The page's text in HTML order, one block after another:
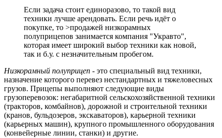
Если задача стоит единоразово, то такой вид
техники лучше арендовать. Если речь идёт о
покупке, то >продажей низкорамных
полуприцепов занимается компания "Укравто",
которая имеет широкий выбор техники как новой,
так и б.у. с незначительным пробегом.
Низкорамный полуприцеп - это специальный вид техники,
назначение которого перевез нестандартных и тяжеловесных
грузов. Прицепы выполняют следующие виды
грузоперевозок: негабаритной сельскохозяйственной техники
(тракторов, комбайнов), дорожной и строительной техники
(кранов, бульдозеров, экскаваторов), карьерной техники
(карьерных машин), крупного промышленного оборудования
(конвейерные линии, станки) и другие.